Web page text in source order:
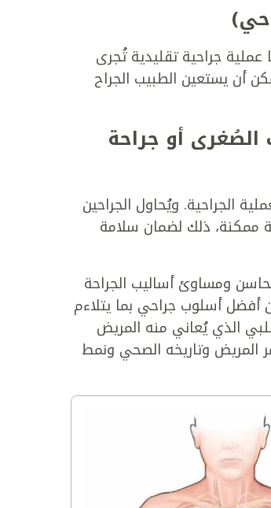
جراحية تقليدية تُجرى
أن يستعين الطبيب الجراح
أو جراحة
الجراحية. ويُحاول الجراحين
ممكنة، ذلك لضمان سلامة
ومساوئ أساليب الجراحة
أفضل أسلوب جراحي بما يتلاءم
الذي يُعاني منه المريض
المريض وتاريخه الصحي ونمط